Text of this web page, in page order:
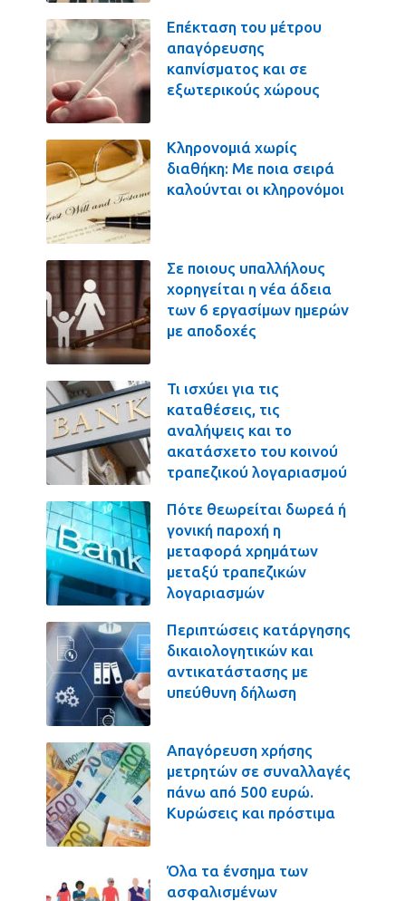
Επέκταση του μέτρου
απαγόρευσης
καπνίσματος και σε
εξωτερικούς χώρους
Κληρονομιά χωρίς
διαθήκη: Με ποια σειρά
καλούνται οι κληρονόμοι
Σε ποιους υπαλλήλους
χορηγείται η νέα άδεια
των 6 εργασίμων ημερών
με αποδοχές
Τι ισχύει για τις
καταθέσεις, τις
αναλήψεις και το
ακατάσχετο του κοινού
τραπεζικού λογαριασμού
Πότε θεωρείται δωρεά ή
γονική παροχή η
μεταφορά χρημάτων
μεταξύ τραπεζικών
λογαριασμών
Περιπτώσεις κατάργησης
δικαιολογητικών και
αντικατάστασης με
υπεύθυνη δήλωση
Απαγόρευση χρήσης
μετρητών σε συναλλαγές
πάνω από 500 ευρώ.
Κυρώσεις και πρόστιμα
Όλα τα ένσημα των
ασφαλισμένων